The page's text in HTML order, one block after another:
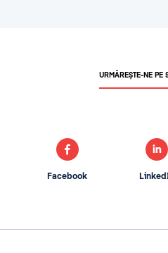
URMĂREȘTE-NE PE
Facebook